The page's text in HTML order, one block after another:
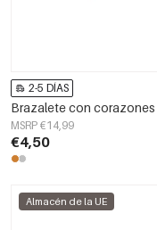
2-5 DÍAS
MSRP €14,99
€4,50
Almacén de la UE